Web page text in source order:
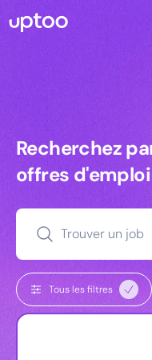
Recherchez
Recherchez
offres
Trouver un job
Tous les filtres